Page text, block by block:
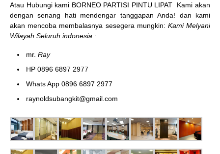
Atau Hubungi kami BORNEO PARTISI PINTU LIPAT
Kami akan
dengan senang hati mendengar tanggapan Anda! dan kami
akan mencoba membalasnya sesegera mungkin: Kami Melyani
Wilayah Seluruh indonesia :
mr. Ray
HP 0896 6897 2977
Whats App 0896 6897 2977
raynoldsubangkit@gmail.com